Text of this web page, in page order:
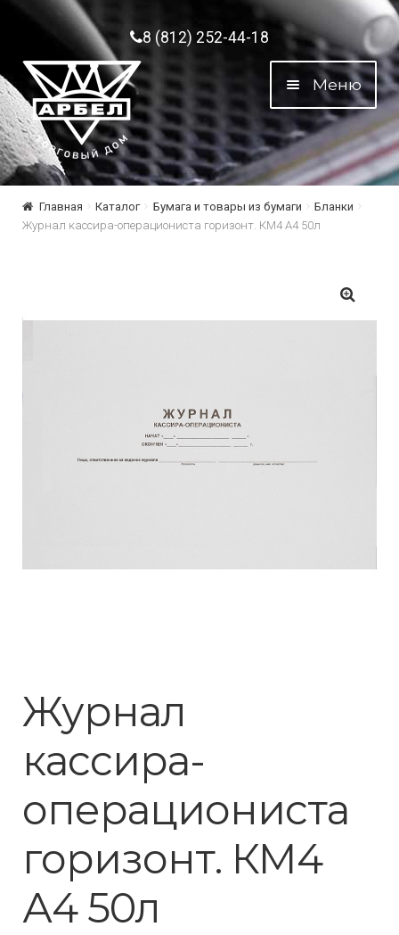
Перейти к навигации
Перейти к содержимому8 (812) 252-44-18
Меню
Главная Каталог Бумага и товары из бумаги
Бланки
Журнал кассира-операциониста горизонт. КМ4 А4 50л
🔍
Журнал
кассира-
операциониста
горизонт. КМ4
А4 50л